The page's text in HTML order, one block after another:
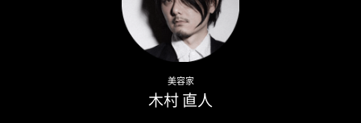
美容家
木村 直人